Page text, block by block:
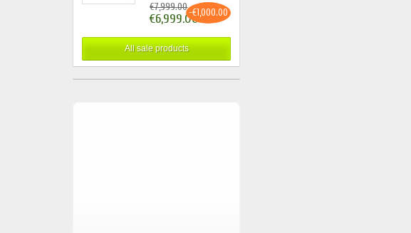
€7,999.00-€1,000.00
€6,999.00
All sale products